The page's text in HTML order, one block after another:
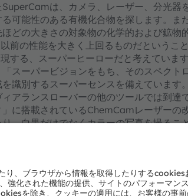
は、カメラ、レーザー、分光器
可能性のある有機化合物を探します。ま
どの大きさの対象物の化学的および鉱物
前の性能を大きく上回るものだということ
る、スーパーヒーローだと考えています
「スーパービジョンをもち、そのスペクト
識別するスーパーセンスを備えています
アランスローバーの他のツールでは到達
に搭載されているChemCamレーザーの
、白黒だけでなくカラーの写真を撮るこ
ます。CMV20000は、高感度パイプライ
ピクセルです。パイプライン方
より真相関二重サンプリング（CDS）が
しています。イメージャには、それぞれ